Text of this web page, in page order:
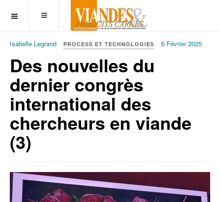
OFF CANVAS
Isabelle Legrand PROCESS ET TECHNOLOGIES 6 Février 2025
Des nouvelles du
dernier congrès
international des
chercheurs en viande
(3)